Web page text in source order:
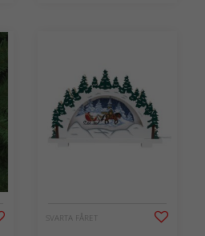
SVARTA FÅRET